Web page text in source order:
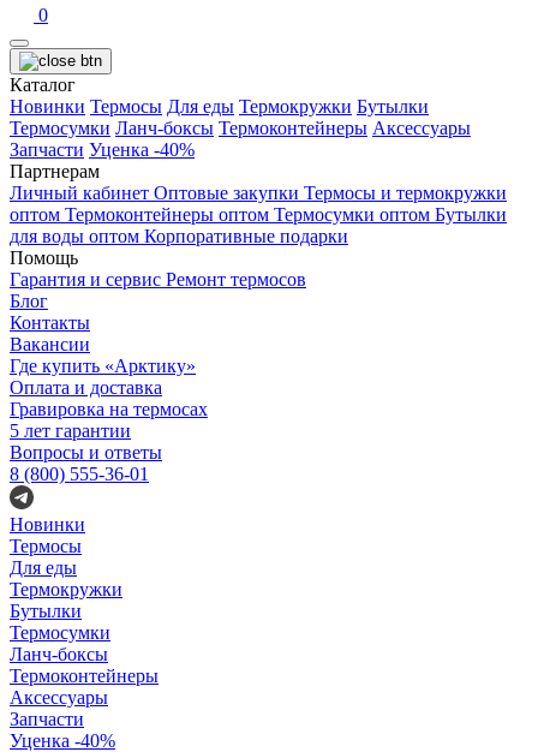
0
Каталог
Новинки Термосы Для еды Термокружки Бутылки
Термосумки Ланч-боксы Термоконтейнеры Аксессуары
Запчасти Уценка -40%
Партнерам
Личный кабинет Оптовые закупки Термосы и термокружки
оптом Термоконтейнеры оптом Термосумки оптом Бутылки
для воды оптом Корпоративные подарки
Помощь
Гарантия и сервис Ремонт термосов
Блог
Контакты
Вакансии
Где купить «Арктику»
Оплата и доставка
Гравировка на термосах
5 лет гарантии
Вопросы и ответы
8 (800) 555-36-01
Новинки
Термосы
Для еды
Термокружки
Бутылки
Термосумки
Ланч-боксы
Термоконтейнеры
Аксессуары
Запчасти
Уценка -40%